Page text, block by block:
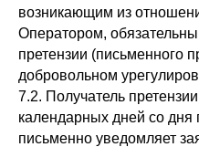
возникающим из
Оператором,
претензии (письменного
добровольном
7.2. Получатель
календарных дней со дня
письменно уведомляет